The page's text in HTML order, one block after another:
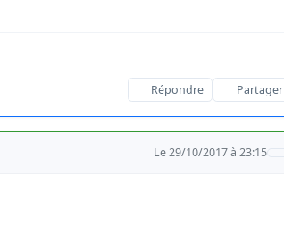
Répondre Partager
Le 29/10/2017 à 23:15